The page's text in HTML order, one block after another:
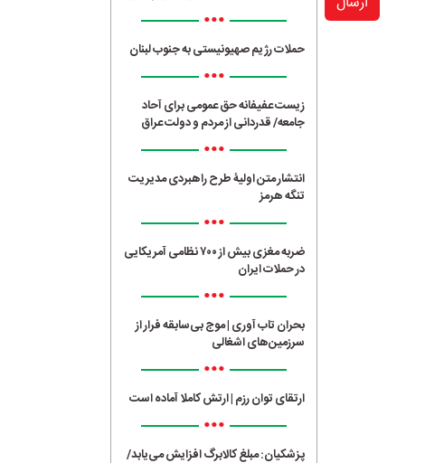
•••
حملات رژیم صهیونیستی به جنوب لبنان
•••
زیست عفیفانه حق عمومی برای آحاد
جامعه/ قدردانی از مردم و دولت عراق
•••
انتشار متن اولیۀ طرح راهبردی مدیریت
تنگه هرمز
•••
ضربه مغزی بیش از ۷۰۰ نظامی آمریکایی
در حملات ایران
•••
بحران تاب آوری | موج بی‌سابقه فرار از
سرزمین‌های اشغالی
•••
ارتقای توان رزم | ارتش کاملا آماده است
•••
پزشکیان: مبلغ کالابرگ افزایش می‌یابد/